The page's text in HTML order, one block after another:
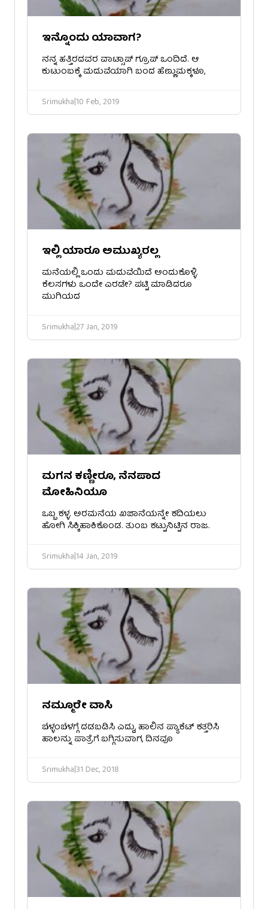
ಇನ್ನೊಂದು ಯಾವಾಗ?
ನನ್ನ ಹತ್ತಿರದವರ ವಾಟ್ಸಾಪ್ ಗ್ರೂಪ್ ಒಂದಿದೆ. ಆ
ಕುಟುಂಬಕ್ಕೆ ಮದುವೆಯಾಗಿ ಬಂದ ಹೆಣ್ಣುಮಕ್ಕಳೂ,
Srimukha|10 Feb, 2019
ಇಲ್ಲಿ ಯಾರೂ ಅಮುಖ್ಯರಲ್ಲ
ಮನೆಯಲ್ಲಿ ಒಂದು ಮದುವೆಯಿದೆ ಅಂದುಕೊಳ್ಳಿ.
ಕೆಲಸಗಳು ಒಂದೇ ಎರಡೇ? ಪಟ್ಟಿ ಮಾಡಿದರೂ
ಮುಗಿಯದ
Srimukha|27 Jan, 2019
ಮಗನ ಕಣ್ಣೀರೂ, ನೆನಪಾದ
ಮೋಹಿನಿಯೂ
ಒಬ್ಬ ಕಳ್ಳ. ಅರಮನೆಯ ಖಜಾನೆಯನ್ನೇ ಕದಿಯಲು
ಹೋಗಿ ಸಿಕ್ಕಿಹಾಕಿಕೊಂಡ. ತುಂಬ ಕಟ್ಟುನಿಟ್ಟಿನ ರಾಜ.
Srimukha|14 Jan, 2019
ನಮ್ಮೂರೇ ವಾಸಿ
ಬೆಳ್ಳಂಬೆಳಗ್ಗೆ ದಡಬಡಿಸಿ ಎದ್ದು, ಹಾಲಿನ ಪ್ಯಾಕೆಟ್ ಕತ್ತರಿಸಿ
ಹಾಲನ್ನು ಪಾತ್ರೆಗೆ ಬಗ್ಗಿಸುವಾಗ, ದಿನವೂ
Srimukha|31 Dec, 2018